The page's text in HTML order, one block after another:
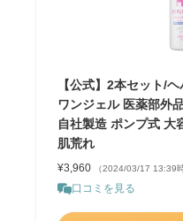
【公式】2本セット/
ワンジェル 医薬部外
自社製造 ポンプ式 大
肌荒れ
¥3,960 （2024/03/17 13:39
口コミを見る